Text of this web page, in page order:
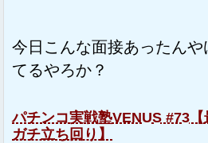
今日こんな面接あったんや
てるやろか？
パチンコ実戦塾VENUS #73
ガチ立ち回り】